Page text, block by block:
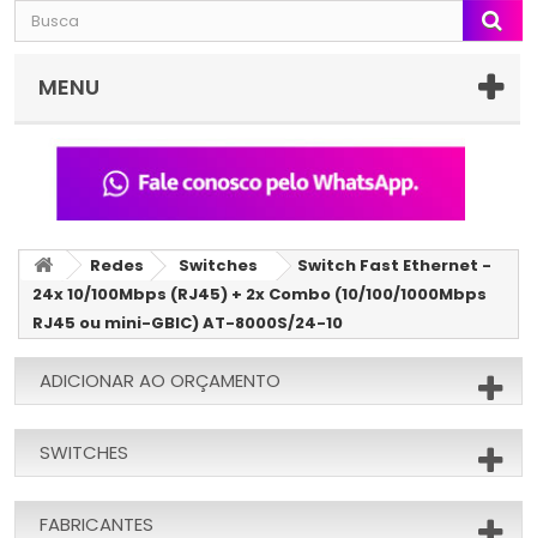
MENU
Redes Switches
Switch Fast Ethernet -
24x 10/100Mbps (RJ45) + 2x Combo (10/100/1000Mbps
RJ45 ou mini-GBIC) AT-8000S/24-10
ADICIONAR AO ORÇAMENTO
SWITCHES
FABRICANTES